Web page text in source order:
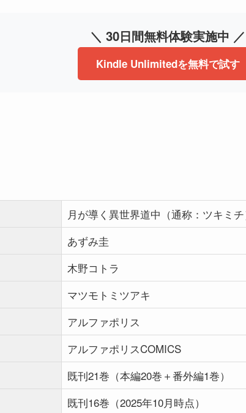
＼ 30日間無料体験実施中 ／
Kindle Unlimitedを無料で試す
月が導く異世界道中（通称：ツキミチ
あずみ圭
木野コトラ
マツモトミツアキ
アルファポリス
アルファポリスCOMICS
既刊21巻（本編20巻＋番外編1巻）
既刊16巻（2025年10月時点）